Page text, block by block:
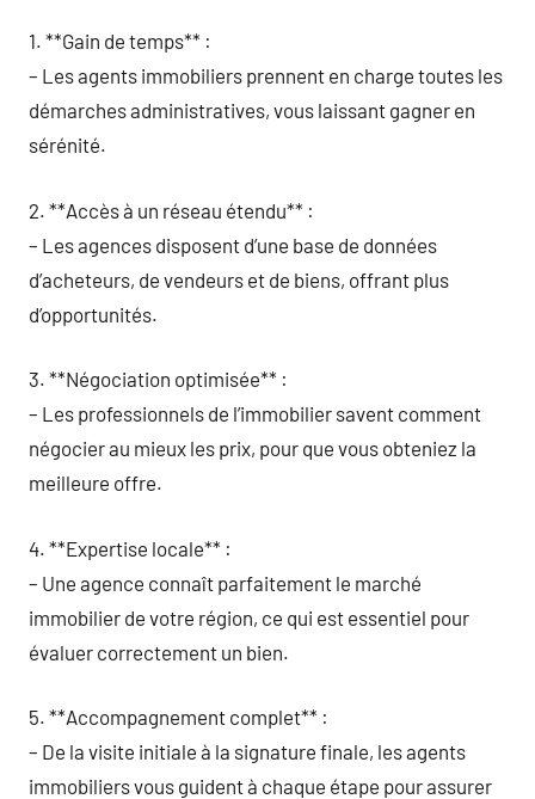
1. **Gain de temps** :
– Les agents immobiliers prennent en charge toutes les
démarches administratives, vous laissant gagner en
sérénité.
2. **Accès à un réseau étendu** :
– Les agences disposent d’une base de données
d’acheteurs, de vendeurs et de biens, offrant plus
d’opportunités.
3. **Négociation optimisée** :
– Les professionnels de l’immobilier savent comment
négocier au mieux les prix, pour que vous obteniez la
meilleure offre.
4. **Expertise locale** :
– Une agence connaît parfaitement le marché
immobilier de votre région, ce qui est essentiel pour
évaluer correctement un bien.
5. **Accompagnement complet** :
– De la visite initiale à la signature finale, les agents
immobiliers vous guident à chaque étape pour assurer